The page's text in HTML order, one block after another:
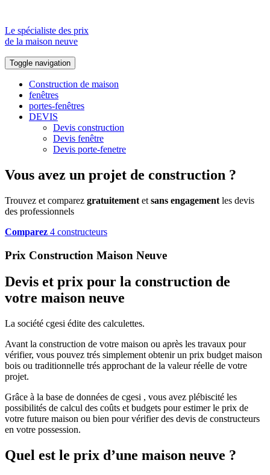
Le spécialiste des prix
de la maison neuve
Toggle navigation
Construction de maison
fenêtres
portes-fenêtres
DEVIS
Devis construction
Devis fenêtre
Devis porte-fenetre
Vous avez un projet de construction ?
Trouvez et comparez gratuitement et sans engagement les devis
des professionnels
Comparez 4 constructeurs
Prix Construction Maison Neuve
Devis et prix pour la construction de
votre maison neuve
La société cgesi édite des calculettes.
Avant la construction de votre maison ou après les travaux pour
vérifier, vous pouvez trés simplement obtenir un prix budget maison
bois ou traditionnelle trés approchant de la valeur réelle de votre
projet.
Grâce à la base de données de cgesi , vous avez plébiscité les
possibilités de calcul des coûts et budgets pour estimer le prix de
votre future maison ou bien pour vérifier des devis de constructeurs
en votre possession.
Quel est le prix d’une maison neuve ?